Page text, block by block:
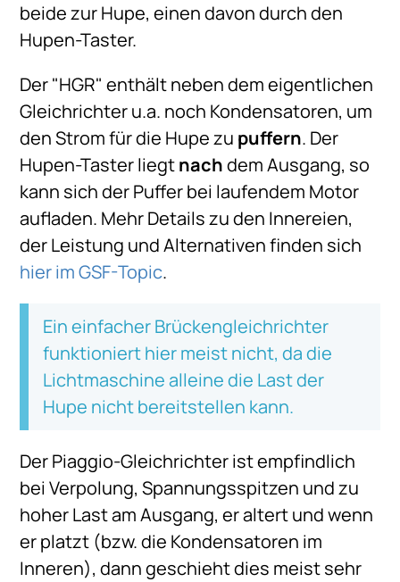
beide zur Hupe, einen davon durch den
Hupen-Taster.
Der "HGR" enthält neben dem eigentlichen
Gleichrichter u.a. noch Kondensatoren, um
den Strom für die Hupe zu puffern. Der
Hupen-Taster liegtnachdem Ausgang, so
kann sich der Puffer bei laufendem Motor
aufladen. Mehr Details zu den Innereien,
der Leistung und Alternativen finden sich
hier im GSF-Topic.
Ein einfacher Brückengleichrichter
funktioniert hier meist nicht, da die
Lichtmaschine alleine die Last der
Hupe nicht bereitstellen kann.
Der Piaggio-Gleichrichter ist empfindlich
bei Verpolung, Spannungsspitzen und zu
hoher Last am Ausgang, er altert und wenn
er platzt (bzw. die Kondensatoren im
Inneren), dann geschieht dies meist sehr